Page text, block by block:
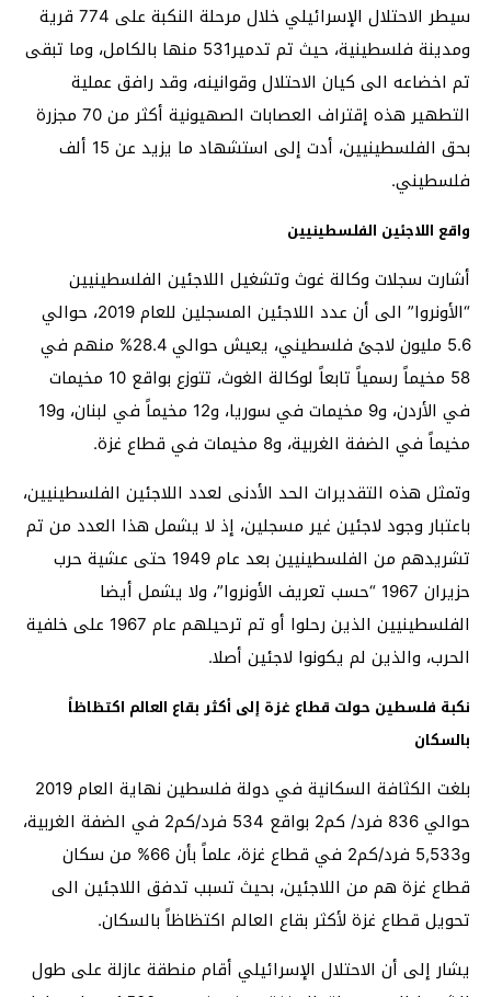
سيطر الاحتلال الإسرائيلي خلال مرحلة النكبة على 774 قرية
ومدينة فلسطينية، حيث تم تدمير531 منها بالكامل، وما تبقى
تم اخضاعه الى كيان الاحتلال وقوانينه، وقد رافق عملية
التطهير هذه إقتراف العصابات الصهيونية أكثر من 70 مجزرة
بحق الفلسطينيين، أدت إلى استشهاد ما يزيد عن 15 ألف
فلسطيني.
واقع اللاجئين الفلسطينيين
أشارت سجلات وكالة غوث وتشغيل اللاجئين الفلسطينيين
“الأونروا” الى أن عدد اللاجئين المسجلين للعام 2019، حوالي
5.6 مليون لاجئ فلسطيني، يعيش حوالي 28.4% منهم في
58 مخيماً رسمياً تابعاً لوكالة الغوث، تتوزع بواقع 10 مخيمات
في الأردن، و9 مخيمات في سوريا، و12 مخيماً في لبنان، و19
مخيماً في الضفة الغربية، و8 مخيمات في قطاع غزة.
وتمثل هذه التقديرات الحد الأدنى لعدد اللاجئين الفلسطينيين،
باعتبار وجود لاجئين غير مسجلين، إذ لا يشمل هذا العدد من تم
تشريدهم من الفلسطينيين بعد عام 1949 حتى عشية حرب
حزيران 1967 “حسب تعريف الأونروا”، ولا يشمل أيضا
الفلسطينيين الذين رحلوا أو تم ترحيلهم عام 1967 على خلفية
الحرب، والذين لم يكونوا لاجئين أصلا.
نكبة فلسطين حولت قطاع غزة إلى أكثر بقاع العالم اكتظاظاً
بالسكان
بلغت الكثافة السكانية في دولة فلسطين نهاية العام 2019
حوالي 836 فرد/ كم2 بواقع 534 فرد/كم2 في الضفة الغربية،
و5,533 فرد/كم2 في قطاع غزة، علماً بأن 66% من سكان
قطاع غزة هم من اللاجئين، بحيث تسبب تدفق اللاجئين الى
تحويل قطاع غزة لأكثر بقاع العالم اكتظاظاً بالسكان.
يشار إلى أن الاحتلال الإسرائيلي أقام منطقة عازلة على طول